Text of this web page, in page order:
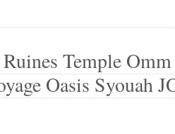
Temple
Oasis Syouah